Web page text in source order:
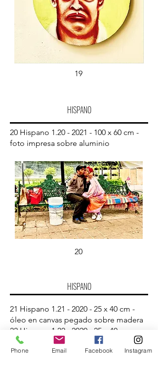
HISPANO
20 Hispano 1.20 - 2021 - 100 x 60 cm -
foto impresa sobre aluminio
HISPANO
21 Hispano 1.21 - 2020 - 25 x 40 cm -
óleo en canvas pegado sobre madera
22 Hispano 1.22 - 2020 - 25 x 40 cm -
óleo en canvas pegado sobre madera
23 Hispano
1.23 - 2020 - 25x 40 cm -
19
20
Phone Email Facebook Instagram